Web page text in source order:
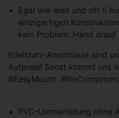
Egal wie weit und oft !!
einzigartigen
kein Problem. Hand drauf
Edelstahl-Anschlüsse sind
Aufpreis! Sonst kommt uns
#EasyMount
PVC-Ummantelung ohne